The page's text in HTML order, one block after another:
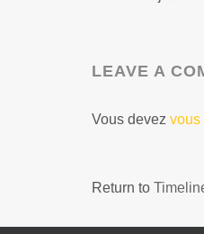
LEAVE A
Vous devez vous
Return to